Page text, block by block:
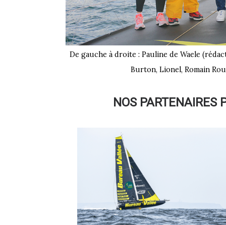
De gauche à droite : Pauline de Waele
Burton, Lionel, Romain
NOS PARTENAIRES